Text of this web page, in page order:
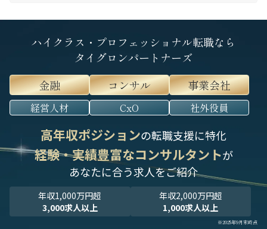
ハイクラス・プロフェッショナル転職なら
タイグロンパートナーズ
金融
コンサル 事業会社
経営人材 CxO 社外役員
高年収ポジションの転職支援に特化
経験・実績豊富なコンサルタントが
あなたに合う求人をご紹介
年収1,000万円超
3,000求人以上
年収2,000万円超
1,000求人以上
※2025年9月末時点